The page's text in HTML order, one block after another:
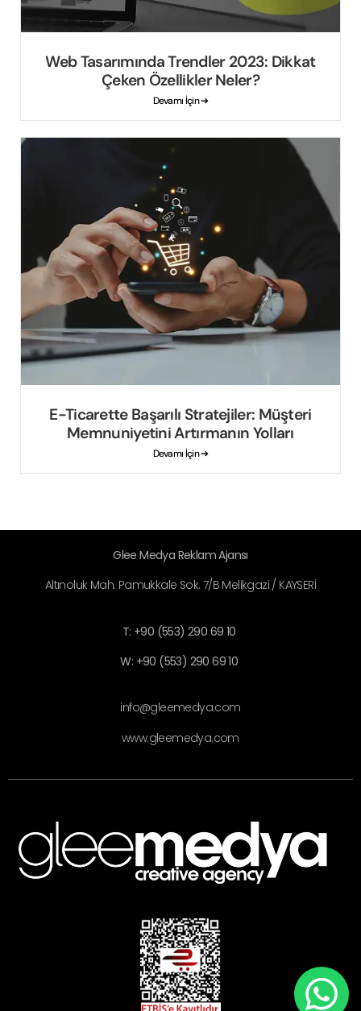
Web Tasarımında Trendler 2023: Dikkat
Çeken Özellikler Neler?
Devamı İçin ➔
E-Ticarette Başarılı Stratejiler: Müşteri
Memnuniyetini Artırmanın Yolları
Devamı İçin ➔
Glee Medya Reklam Ajansı
Altınoluk Mah. Pamukkale Sok. 7/B Melikgazi / KAYSERİ
T: +90 (553) 290 69 10
W: +90 (553) 290 69 10
info@gleemedya.com
www.gleemedya.com